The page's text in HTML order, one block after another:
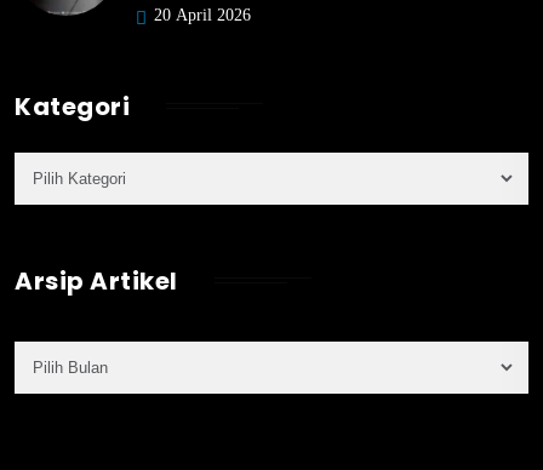
20 April 2026
Kategori
Arsip Artikel